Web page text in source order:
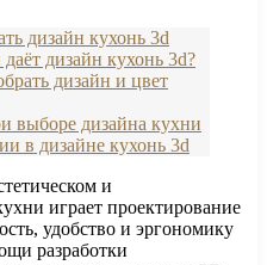
дизайн кухонь 3d
дизайн кухонь 3d?
дизайн и цвет
выборе дизайна кухни
в дизайне кухонь 3d
и
играет проектирование
удобство и эргономику
разработки